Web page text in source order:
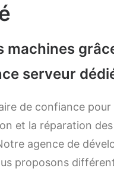
machines
serveur
de confiance pour
et la réparation
agence de
proposons